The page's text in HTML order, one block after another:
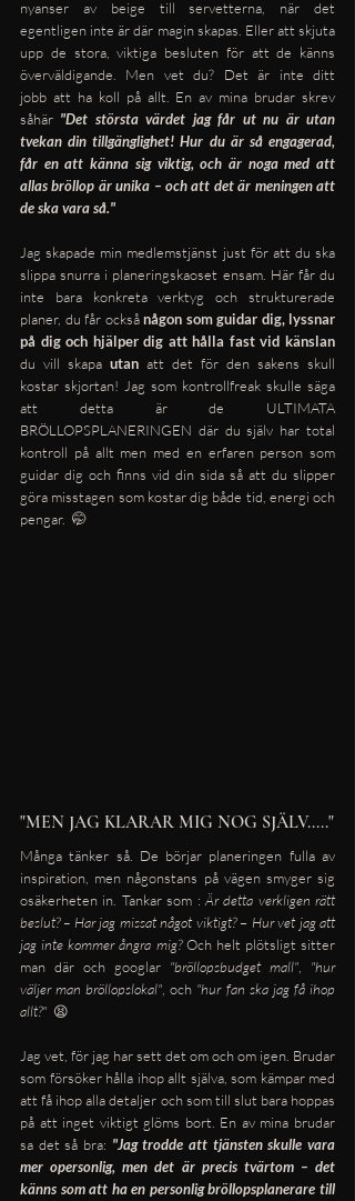
nyanser av beige till servetterna, när det
egentligen inte är där magin skapas. Eller att skjuta
upp de stora, viktiga besluten för att de känns
överväldigande. Men vet du? Det är inte ditt
jobb att ha koll på allt. En av mina brudar skrev
såhär "Det största värdet jag får ut nu är utan
tvekan din tillgänglighet! Hur du är så engagerad,
får en att känna sig viktig, och är noga med att
allas bröllop är unika – och att det är meningen att
de ska vara så."
Jag skapade min medlemstjänst just för att du ska
slippa snurra i planeringskaoset ensam. Här får du
inte bara konkreta verktyg och strukturerade
planer, du får också någon som guidar dig, lyssnar
på dig och hjälper dig att hålla fast vid känslan
du vill skapa utan att det för den sakens skull
kostar skjortan! Jag som kontrollfreak skulle säga
att detta är de ULTIMATA
BRÖLLOPSPLANERINGEN där du själv har total
kontroll på allt men med en erfaren person som
guidar dig och finns vid din sida så att du slipper
göra misstagen som kostar dig både tid, energi och
pengar.  🤭
"MEN JAG KLARAR MIG NOG SJÄLV....."
Många tänker så. De börjar planeringen fulla av
inspiration, men någonstans på vägen smyger sig
osäkerheten in. Tankar som : Är detta verkligen rätt
beslut? – Har jag missat något viktigt? – Hur vet jag att
jag inte kommer ångra mig? Och helt plötsligt sitter
man där och googlar "bröllopsbudget mall"
"hur
väljer man bröllopslokal" , och "hur fan ska jag få ihop
allt?" 😫
Jag vet, för jag har sett det om och om igen. Brudar
som försöker hålla ihop allt själva, som kämpar med
att få ihop alla detaljer och som till slut bara hoppas
på att inget viktigt glöms bort. En av mina brudar
sa det så bra: "Jag trodde att tjänsten skulle vara
mer opersonlig, men det är precis tvärtom – det
känns som att ha en personlig bröllopsplanerare till